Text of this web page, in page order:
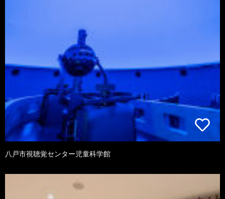
八戸市視聴覚センター児童科学館